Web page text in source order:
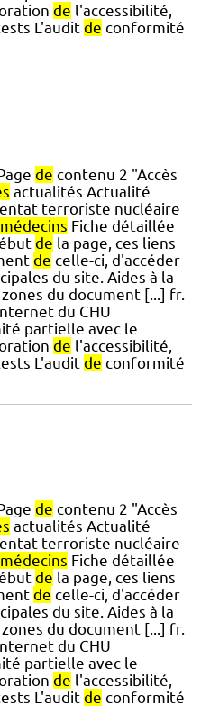
de l'accessibilité,
L'audit de conformité
de contenu 2 "Accès
actualités Actualité
terroriste nucléaire
médecins Fiche détaillée
de la page, ces liens
de celle-ci, d'accéder
du site. Aides à la
zones du document [...] fr.
du CHU
partielle avec le
de l'accessibilité,
L'audit de conformité
de contenu 2 "Accès
actualités Actualité
terroriste nucléaire
médecins Fiche détaillée
de la page, ces liens
de celle-ci, d'accéder
du site. Aides à la
zones du document [...] fr.
du CHU
partielle avec le
de l'accessibilité,
L'audit de conformité